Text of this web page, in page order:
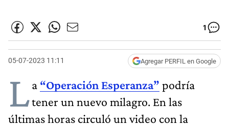
1
05-07-2023 11:11 Agregar PERFIL en Google
La “Operación Esperanza” podría
tener un nuevo milagro. En las
últimas horas circuló un video con la